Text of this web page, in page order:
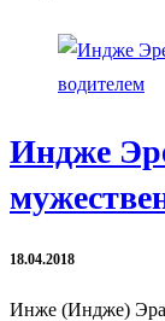
Индже
18.04.2018
Инже (Индже)